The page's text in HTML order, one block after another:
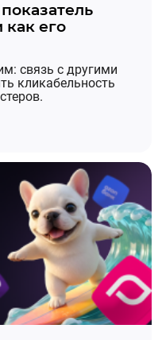
его
связь с другими
кликабельность